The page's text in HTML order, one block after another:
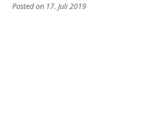
Posted on 17. Juli 2019